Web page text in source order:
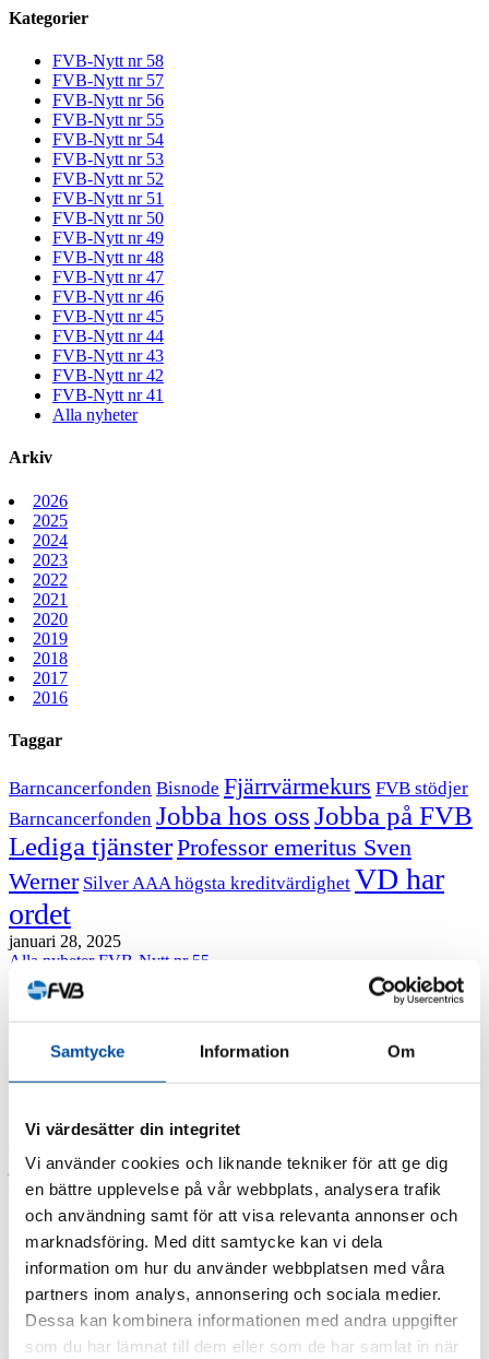
Samtycke Information Om
Vi värdesätter din integritet
Vi använder cookies och liknande tekniker för att ge dig
en bättre upplevelse på vår webbplats, analysera trafik
och användning samt för att visa relevanta annonser och
marknadsföring. Med ditt samtycke kan vi dela
information om hur du använder webbplatsen med våra
partners inom analys, annonsering och sociala medier.
Dessa kan kombinera informationen med andra uppgifter
som du har lämnat till dem eller som de har samlat in när
Kategorier
FVB-Nytt nr 58
FVB-Nytt nr 57
FVB-Nytt nr 56
FVB-Nytt nr 55
FVB-Nytt nr 54
FVB-Nytt nr 53
FVB-Nytt nr 52
FVB-Nytt nr 51
FVB-Nytt nr 50
FVB-Nytt nr 49
FVB-Nytt nr 48
FVB-Nytt nr 47
FVB-Nytt nr 46
FVB-Nytt nr 45
FVB-Nytt nr 44
FVB-Nytt nr 43
FVB-Nytt nr 42
FVB-Nytt nr 41
Alla nyheter
Arkiv
2026
2025
2024
2023
2022
2021
2020
2019
2018
2017
2016
Taggar
Barncancerfonden Bisnode Fjärrvärmekurs FVB stödjer
Barncancerfonden Jobba hos ossJobba på FVB
Lediga tjänsterProfessor emeritus Sven
Werner Silver AAA högsta kreditvärdighet VD har
ordet
januari 28, 2025
Alla nyheter FVB-Nytt nr 55
FVB förstärker inom 3D-skanning och
projekterad nyinstallation i en 3D-skannad befintlig anläggning hos
en av FVB:s kunder.
Genom 3D-skanning och VR tar FVB projekteringen av
anläggningar till en ny nivå. Det gör att kunderna kan uppleva
sina projekt i en virtuell värld som är mycket verklighetstrogen.
Linköpingskontoret uppgraderar nu sin tjänst inom 3D-
skanning och erbjuder även VR till kunderna.
– Nu har vi en ny 3D-skanner på vårt kontor i Linköping och den